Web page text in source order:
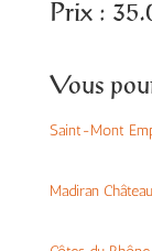
Prix :
Vous
Saint-Mont
Madiran